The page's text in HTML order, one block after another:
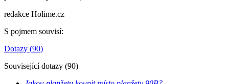
redakce Holime.cz
S pojmem souvisí:
Dotazy (90)
Související dotazy (90)